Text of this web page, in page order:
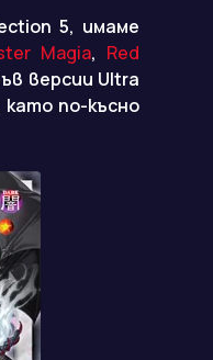
5, имаме
Magia, Red
версии Ultra
по-късно